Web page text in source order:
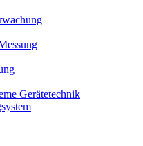
Gerätetechnik